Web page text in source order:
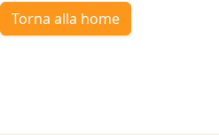
Torna alla home